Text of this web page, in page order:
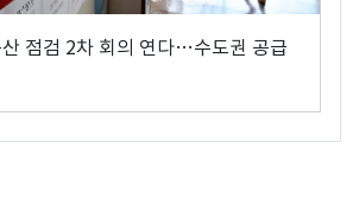
점검 2차 회의 연다…수도권 공급